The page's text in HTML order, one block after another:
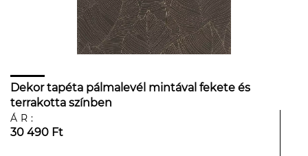
Dekor tapéta pálmalevél mintával fekete és
terrakotta színben
ÁR:
30 490 Ft